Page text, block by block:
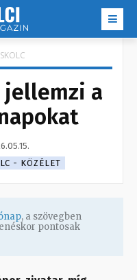
jellemzi a
- KÖZÉLET
, a szövegben
pontosak